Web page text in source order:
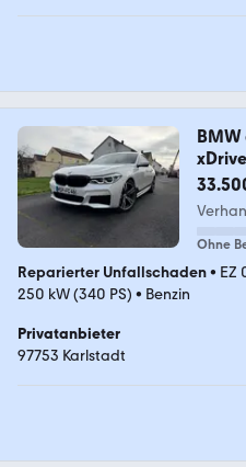
BMW
Ohne
Reparierter Unfallschaden• EZ
250 kW (340 PS) • Benzin
Privatanbieter
97753 Karlstadt